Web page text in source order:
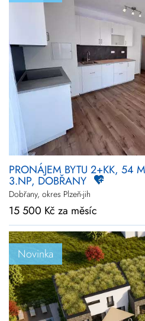
PRONÁJEM BYTU 2+KK, 54
3.NP, DOBŘANY
Dobřany, okres Plzeň-jih
15 500 Kč za měsíc
Novinka